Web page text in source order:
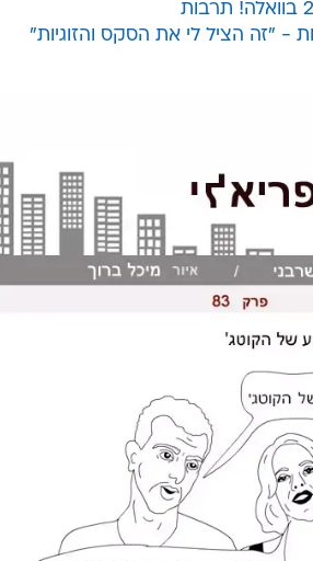
- "זה הציל לי את הסקס והזוגיות"